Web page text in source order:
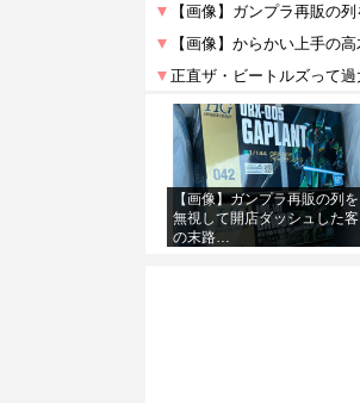
【画像】ガンプラ再販の列を
無視して開店ダッシュした客
の末路…